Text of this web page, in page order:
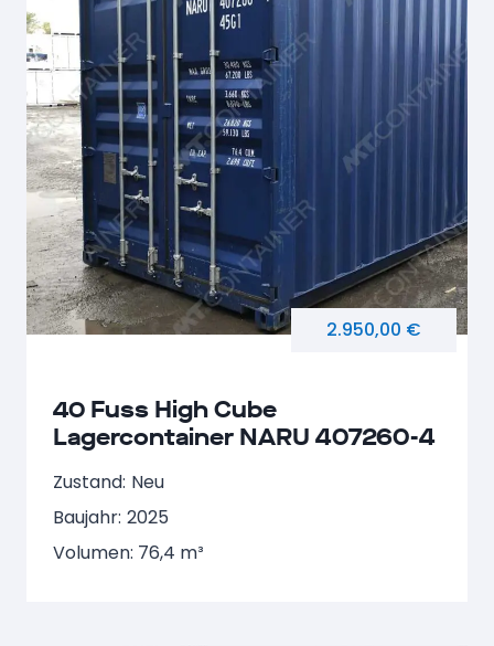
40 Fuss High Cube
Lagercontainer NARU 407260-4
2.950,00 €
Zustand: Neu
Baujahr: 2025
Volumen: 76,4 m³